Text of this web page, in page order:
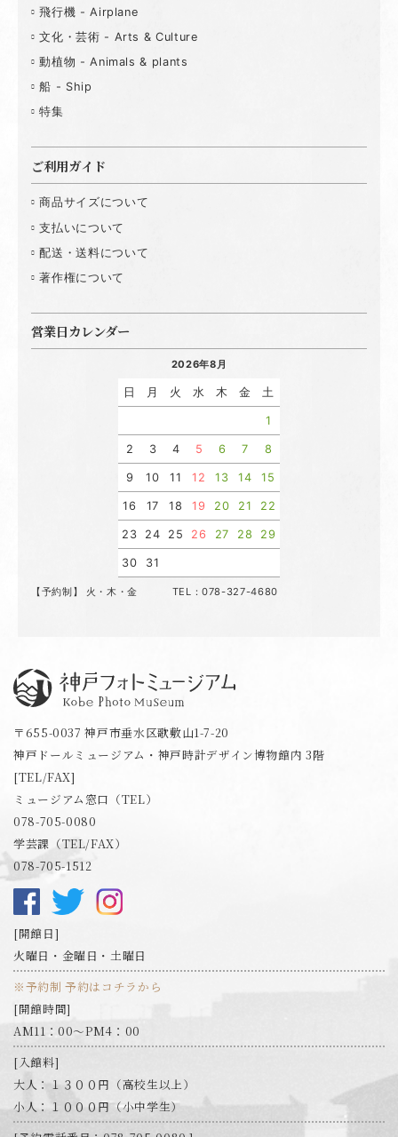
飛行機 - Airplane
文化・芸術 - Arts & Culture
動植物 - Animals & plants
船 - Ship
特集
ご利用ガイド
商品サイズについて
支払いについて
配送・送料について
著作権について
営業日カレンダー
2026年8月
日 月 火 水 木 金 土
1
2 3 4 5 6 7 8
9 10 11 12 13 14 15
16 17 18 19 20 21 22
23 24 25 26 27 28 29
30 31
【予約制】 火・木・金 TEL：078-327-4680
〒655-0037 神戸市垂水区歌敷山1-7-20
神戸ドールミュージアム・神戸時計デザイン博物館内 3階
[TEL/FAX]
ミュージアム窓口（TEL）
078-705-0080
学芸課（TEL/FAX）
078-705-1512
開館日
火曜日・金曜日・土曜日
※予約制 予約はコチラから
開館時間
AM11：00～PM4：00
入館料
大人：１３００円（高校生以上）
小人：１０００円（小中学生）